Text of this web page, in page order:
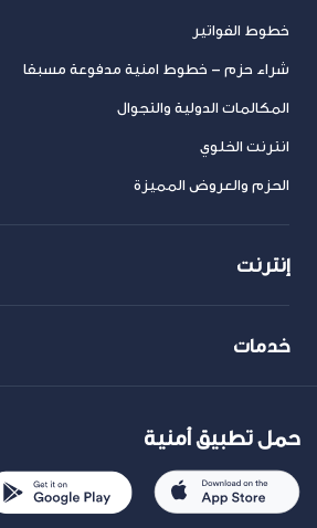
خطوط الفواتير
شراء حزم – خطوط امنية مدفوعة مسبقا
المكالمات الدولية والتجوال
انترنت الخلوي
الحزم والعروض المميزة
إنترنت
خدمات
حمل تطبيق أمنية